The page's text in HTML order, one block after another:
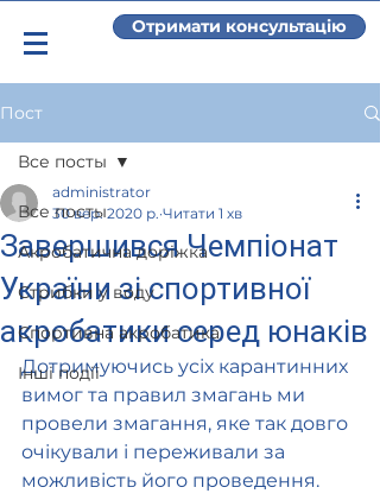
Отримати консультацію
Пост
Все посты
Акробатична доріжка
Стрибки у воду
Спортивна акробатика
Інші події
Все посты
Завершився Чемпіонат
України зі спортивної
акробатики серед юнаків
administrator
30 вер. 2020 р. Читати 1 хв
Дотримуючись усіх карантинних
вимог та правил змагань ми
провели змагання, яке так довго
очікували і переживали за
можливість його проведення.